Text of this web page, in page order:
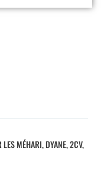
LES MÉHARI, DYANE, 2CV,